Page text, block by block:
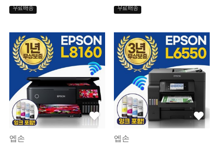
무료배송 무료배송
엡손 엡손